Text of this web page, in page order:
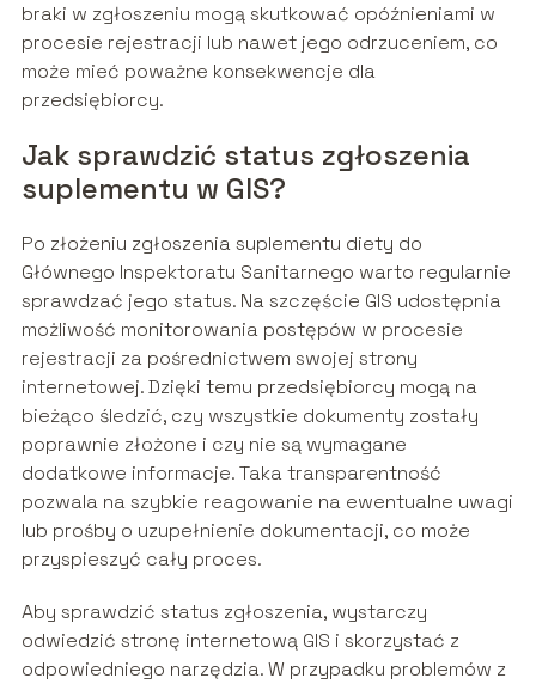
braki w zgłoszeniu mogą skutkować opóźnieniami w
procesie rejestracji lub nawet jego odrzuceniem, co
może mieć poważne konsekwencje dla
przedsiębiorcy.
Jak sprawdzić status zgłoszenia
suplementu w GIS?
Po złożeniu zgłoszenia suplementu diety do
Głównego Inspektoratu Sanitarnego warto regularnie
sprawdzać jego status. Na szczęście GIS udostępnia
możliwość monitorowania postępów w procesie
rejestracji za pośrednictwem swojej strony
internetowej. Dzięki temu przedsiębiorcy mogą na
bieżąco śledzić, czy wszystkie dokumenty zostały
poprawnie złożone i czy nie są wymagane
dodatkowe informacje. Taka transparentność
pozwala na szybkie reagowanie na ewentualne uwagi
lub prośby o uzupełnienie dokumentacji, co może
przyspieszyć cały proces.
Aby sprawdzić status zgłoszenia, wystarczy
odwiedzić stronę internetową GIS i skorzystać z
odpowiedniego narzędzia. W przypadku problemów z